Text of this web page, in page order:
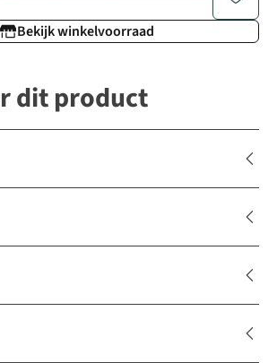
Bekijk winkelvoorraad
dit product